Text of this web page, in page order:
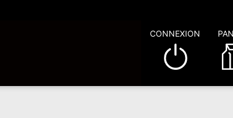
CONNEXION